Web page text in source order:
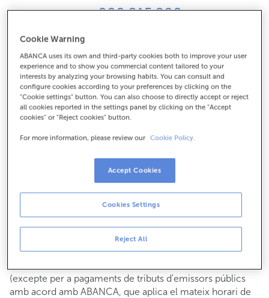
900 815 200
981689006
Com arribar
De dilluns a divendres de8:15 a 14:00.
cita prèviai t'atendrem el dia i hora que
Operacions amb efectiu
Clients: de dilluns a divendres de 8:15 a 11:00
Si no ets client, l'horari de caixa serà elsdimarts i dijous
(excepte per a pagaments de tributs d'emissors públics
amb acord amb ABANCA, que aplica el mateix horari de
Cookie Warning
ABANCA uses its own and third-party cookies both to improve your user
experience and to show you commercial content tailored to your
interests by analyzing your browsing habits. You can consult and
configure cookies according to your preferences by clicking on the
"Cookie settings" button. You can also choose to directly accept or reject
all cookies reported in the settings panel by clicking on the "Accept
cookies" or "Reject cookies" button.
For more information, please review our Cookie Policy.
Reject All
Cookies Settings
Accept Cookies